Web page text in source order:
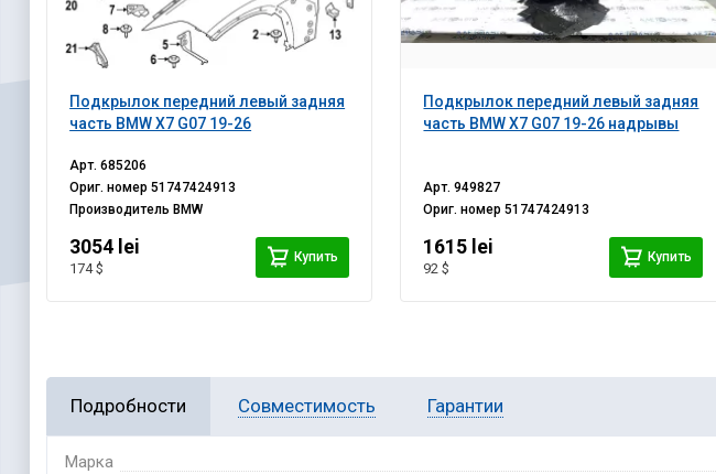
Подкрылок передний левый задняя
часть BMW X7 G07 19-26
Арт.685206
Ориг. номер51747424913
Производитель BMW
3054 lei
174 $
Купить
Подкрылок передний левый задняя
часть BMW X7 G07 19-26 надрывы
Арт.949827
Ориг. номер51747424913
1615 lei
92 $
Купить
Подробности Совместимость Гарантии
Марка